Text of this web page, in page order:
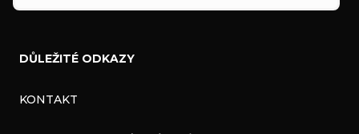
DŮLEŽITÉ ODKAZY
KONTAKT